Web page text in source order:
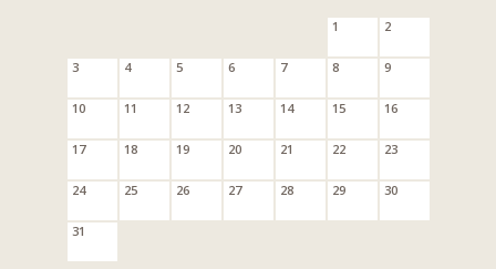
1 2
3 4 5 6 7 8 9
10 11 12 13 14 15 16
17 18 19 20 21 22 23
24 25 26 27 28 29 30
31